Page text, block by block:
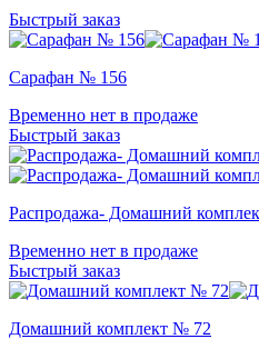
Быстрый заказ
Сарафан № 156
Временно нет в продаже
Быстрый заказ
Распродажа- Домашний
Временно нет в продаже
Быстрый заказ
Домашний комплект № 72